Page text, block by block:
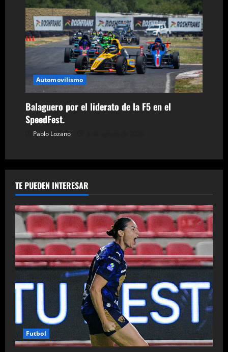
Automovilismo
Balaguero por el liderato de la F5 en el
SpeedFest.
Pablo Lozano
TE PUEDEN INTERESAR
Futbol